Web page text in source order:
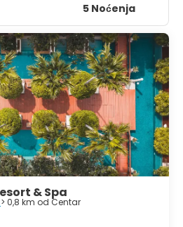
5 Noćenja
& Spa
> 0,8 km od Centar